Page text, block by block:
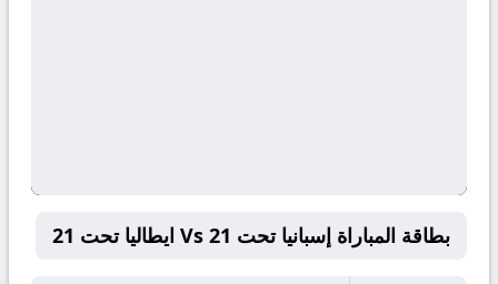
بطاقة المباراة إسبانيا تحت 21 Vs ايطاليا تحت 21